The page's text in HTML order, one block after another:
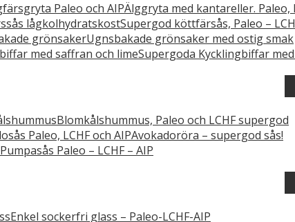
Älggryta med kantareller. Paleo,
Supergod köttfärsås, Paleo –
Ugnsbakade grönsaker med ostig smak
Supergoda Kycklingbiffar
Blomkålshummus, Paleo och LCHF supergod
Avokadoröra – supergod sås!
Pumpasås Paleo – LCHF – AIP
Enkel sockerfri glass – Paleo-LCHF-AIP